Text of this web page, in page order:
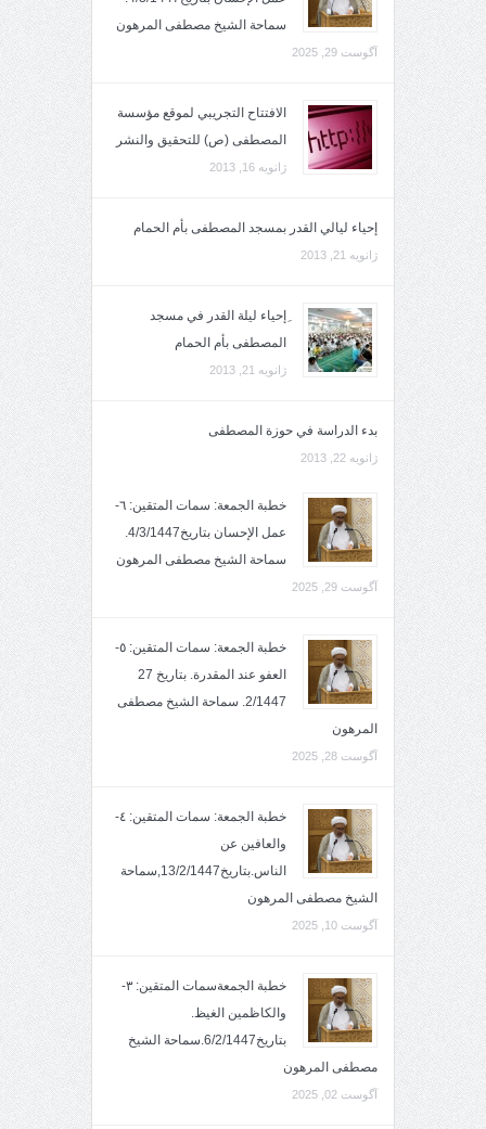
سماحة الشيخ مصطفى المرهون
آگوست 29, 2025
الافتتاح التجريبي لموقع مؤسسة
المصطفى (ص) للتحقيق والنشر
ژانویه 16, 2013
إحياء ليالي القدر بمسجد المصطفى بأم الحمام
ژانویه 21, 2013
ِإحياء ليلة القدر في مسجد
المصطفى بأم الحمام
ژانویه 21, 2013
بدء الدراسة في حوزة المصطفى
ژانویه 22, 2013
خطبة الجمعة: سمات المتقين: ٦-
عمل الإحسان بتاريخ4/3/1447.
سماحة الشيخ مصطفى المرهون
آگوست 29, 2025
خطبة الجمعة: سمات المتقين: ٥-
العفو عند المقدرة. بتاريخ 27
2/1447. سماحة الشيخ مصطفى
المرهون
آگوست 28, 2025
خطبة الجمعة: سمات المتقين: ٤-
والعافين عن
الناس.بتاريخ13/2/1447,سماحة
الشيخ مصطفى المرهون
آگوست 10, 2025
خطبة الجمعةسمات المتقين: ٣-
والكاظمين الغيظ.
بتاريخ6/2/1447.سماحة الشيخ
مصطفى المرهون
آگوست 02, 2025